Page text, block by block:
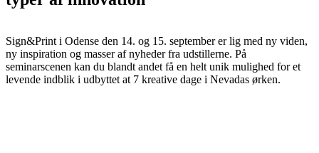
Sign&Print i Odense den 14. og 15. september er lig med ny viden,
ny inspiration og masser af nyheder fra udstillerne. På
seminarscenen kan du blandt andet få en helt unik mulighed for et
levende indblik i udbyttet at 7 kreative dage i Nevadas ørken.